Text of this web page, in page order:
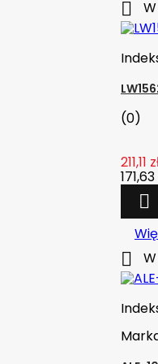

(0)
211,11
171,63

